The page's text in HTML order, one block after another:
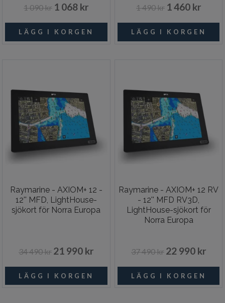
1 090 kr 1 068 kr 1 490 kr 1 460 kr
Raymarine - AXIOM+ 12 -
12'' MFD, LightHouse-
sjökort för Norra Europa
34 490 kr 21 990 kr
Raymarine - AXIOM+ 12 RV
- 12'' MFD RV3D,
LightHouse-sjökort för
Norra Europa
37 490 kr 22 990 kr